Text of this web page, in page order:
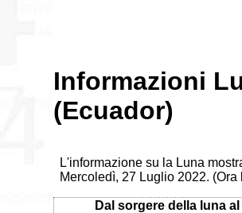
Informazioni
(Ecuador)
L'informazione su la Luna
Mercoledì, 27 Luglio 2022.
Dal sorgere della luna